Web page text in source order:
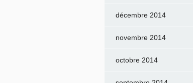
décembre 2014
novembre 2014
octobre 2014